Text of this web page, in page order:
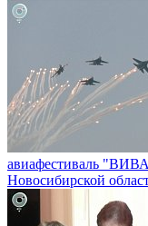
авиафестиваль
Новосибирской